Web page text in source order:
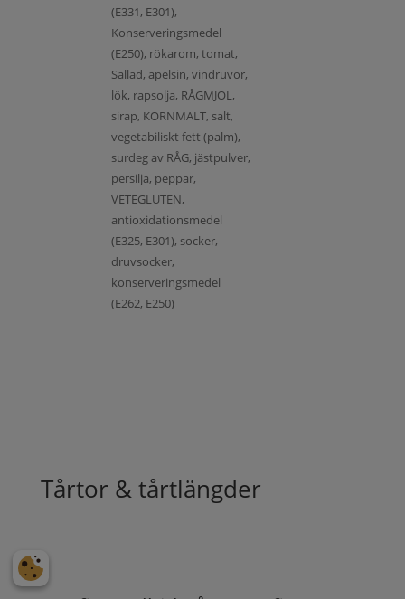
(E331, E301),
Konserveringsmedel
(E250), rökarom, tomat,
Sallad, apelsin, vindruvor,
lök, rapsolja, RÅGMJÖL,
sirap, KORNMALT, salt,
vegetabiliskt fett (palm),
surdeg av RÅG, jästpulver,
persilja, peppar,
VETEGLUTEN,
antioxidationsmedel
(E325, E301), socker,
druvsocker,
konserveringsmedel
(E262, E250)
Tårtor & tårtlängder